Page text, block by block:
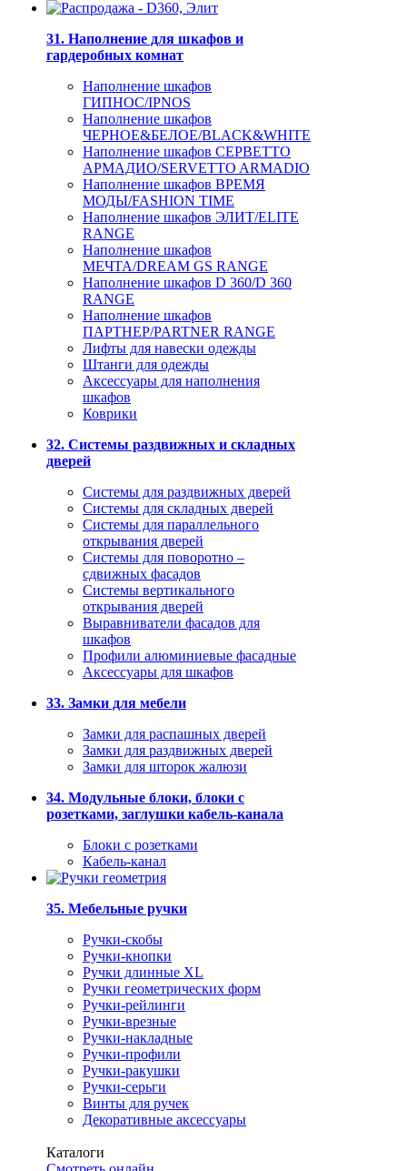
31. Наполнение для шкафов и
гардеробных комнат
Наполнение шкафов
ГИПНОС/IPNOS
Наполнение шкафов
ЧЕРНОЕ&БЕЛОЕ/BLACK&WHITE
Наполнение шкафов СЕРВЕТТО
АРМАДИО/SERVETTO ARMADIO
Наполнение шкафов ВРЕМЯ
МОДЫ/FASHION TIME
Наполнение шкафов ЭЛИТ/ELITE
RANGE
Наполнение шкафов
МЕЧТА/DREAM GS RANGE
Наполнение шкафов D 360/D 360
RANGE
Наполнение шкафов
ПАРТНЕР/PARTNER RANGE
Лифты для навески одежды
Штанги для одежды
Аксессуары для наполнения
шкафов
Коврики
32. Системы раздвижных и складных
дверей
Системы для раздвижных дверей
Системы для складных дверей
Системы для параллельного
открывания дверей
Системы для поворотно –
сдвижных фасадов
Системы вертикального
открывания дверей
Выравниватели фасадов для
шкафов
Профили алюминиевые фасадные
Аксессуары для шкафов
33. Замки для мебели
Замки для распашных дверей
Замки для раздвижных дверей
Замки для шторок жалюзи
34. Модульные блоки, блоки с
розетками, заглушки кабель-канала
Блоки с розетками
Кабель-канал
35. Мебельные ручки
Ручки-скобы
Ручки-кнопки
Ручки длинные XL
Ручки геометрических форм
Ручки-рейлинги
Ручки-врезные
Ручки-накладные
Ручки-профили
Ручки-ракушки
Ручки-серьги
Винты для ручек
Декоративные аксессуары
Каталоги